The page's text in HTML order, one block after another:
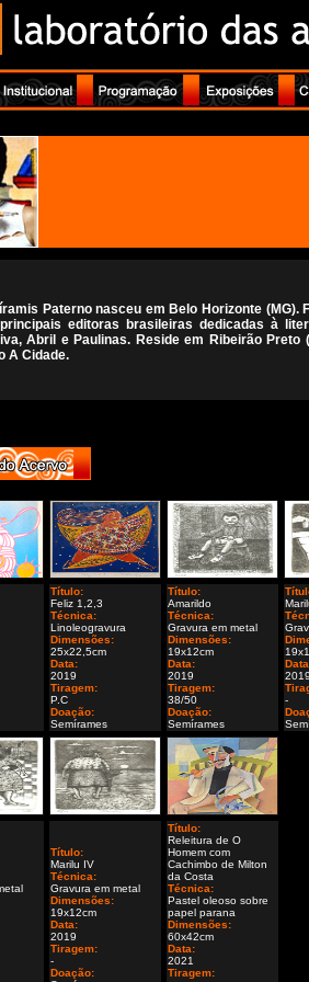
Paterno nasceu em Belo Horizonte
editoras brasileiras dedicadas à
Abril e Paulinas. Reside em Ribeirão
A Cidade.
Título:
Feliz 1,2,3
Técnica:
Linoleogravura
Dimensões:
25x22,5cm
Data:
2019
Tiragem:
P.C
Doação:
Semírames
Título:
Amarildo
Técnica:
Gravura em metal
Dimensões:
19x12cm
Data:
2019
Tiragem:
38/50
Doação:
Semírames
2019
-
Título:
Marilu IV
Técnica:
Gravura em metal
Dimensões:
19x12cm
Data:
2019
Tiragem:
-
Doação:
Título:
Releitura de O
Homem com
Cachimbo de Milton
da Costa
Técnica:
Pastel oleoso sobre
papel parana
Dimensões:
60x42cm
Data:
2021
Tiragem: